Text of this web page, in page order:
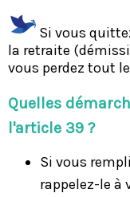
Si vous
la retraite
vous perdez tout
Quelles
l'article 39 ?
Si vous
rappelez-le à